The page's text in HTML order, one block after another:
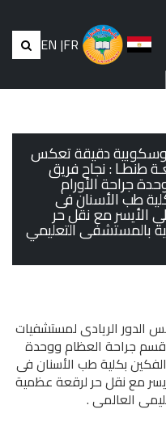
EN |FR
دقيقة تعكس
طنطـا : نجاح فريق
جراحة الأورام
طب الأسنان فى
الأيسر مع نقل حر
بالمستشفى التعليمي
الدور الريادى لمستشفيات
جراحة العظام ووحدة
بكلية طب الأسنان فى
مع نقل حر لرقعة عظمية
العالمى .